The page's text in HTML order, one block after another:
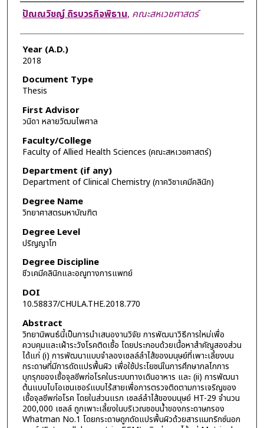
Author
ปัณณวิชญ์ ถิรบวรกิจพิธาน, คณะสหเวชศาสตร์
Year (A.D.)
2018
Document Type
Thesis
First Advisor
วนิดา หลายวัฒนไพศาล
Faculty/College
Faculty of Allied Health Sciences (คณะสหเวชศาสตร์)
Department (if any)
Department of Clinical Chemistry (ภาควิชาเคมีคลินิก)
Degree Name
วิทยาศาสตรมหาบัณฑิต
Degree Level
ปริญญาโท
Degree Discipline
ชีวเคมีคลินิกและอณูทางการแพทย์
DOI
10.58837/CHULA.THE.2018.770
Abstract
วิทยานิพนธ์นี้เป็นการนำเสนองานวิจัย การพัฒนาวิธีการใหม่เพื่อ
ควบคุมและเฝ้าระวังโรคติดเชื้อ โดยประกอบด้วยเนื้อหาสำคัญสองส่วน
ได้แก่ (i) การพัฒนาแบบจำลองเซลล์ลำไส้ของมนุษย์ที่เพาะเลี้ยงบน
กระดาษที่มีการดัดแปรพื้นผิว เพื่อใช้ประโยชน์ในการศึกษากลไกการ
บุกรุกของเชื้อจุลชีพก่อโรคในระบบทางเดินอาหาร และ (ii) การพัฒนา
ต้นแบบไบโอเซนเซอร์แบบไร้สายเพื่อการตรวจติดตามการเจริญของ
เชื้อจุลชีพก่อโรค โดยในส่วนแรก เซลล์ลำไส้ของมนุษย์ HT-29 จำนวน
200,000 เซลล์ ถูกเพาะเลี้ยงในบริเวณชอบน้ำของกระดาษกรอง
Whatman No.1 โดยกระดาษถูกดัดแปรพื้นผิวด้วยสารแมทริกซ์นอก